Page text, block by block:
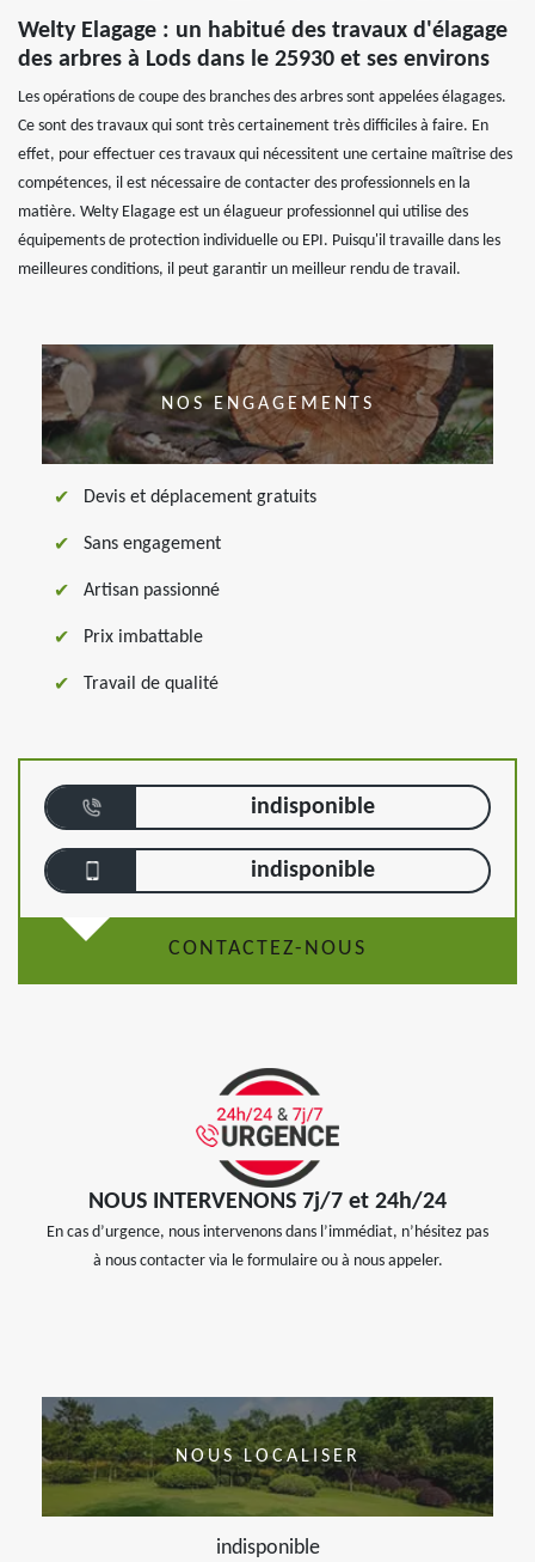
Welty Elagage : un habitué des travaux d'élagage
des arbres à Lods dans le 25930 et ses environs
Les opérations de coupe des branches des arbres sont appelées élagages.
Ce sont des travaux qui sont très certainement très difficiles à faire. En
effet, pour effectuer ces travaux qui nécessitent une certaine maîtrise des
compétences, il est nécessaire de contacter des professionnels en la
matière. Welty Elagage est un élagueur professionnel qui utilise des
équipements de protection individuelle ou EPI. Puisqu'il travaille dans les
meilleures conditions, il peut garantir un meilleur rendu de travail.
NOS ENGAGEMENTS
Devis et déplacement gratuits
Sans engagement
Artisan passionné
Prix imbattable
Travail de qualité
indisponible
indisponible
CONTACTEZ-NOUS
NOUS INTERVENONS 7j/7 et 24h/24
En cas d’urgence, nous intervenons dans l’immédiat, n’hésitez pas
à nous contacter via le formulaire ou à nous appeler.
NOUS LOCALISER
indisponible